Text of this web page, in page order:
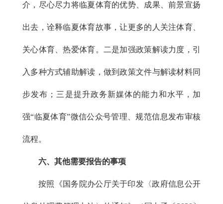
介，尽心尽力将临夏体育的优势、成果、前景宣扬
出去，诠释临夏体育故事，让更多的人关注体育、
关心体育、热爱体育。二是加强政策解读力度，引
入多种方式辅助解读，做到政策文件与解读材料同
步发布；三是提升政务新媒体的能力和水平，加
强“临夏体育”微信公众号管理、规范信息发布审核
流程。
六、其他需要报告的事项
按照《国务院办公厅关于印发〈政府信息公开